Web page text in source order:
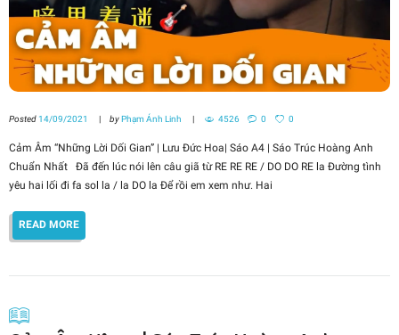
Posted 14/09/2021 byPhạm Ánh Linh 4526 0 0
Cảm Âm “Những Lời Dối Gian” | Lưu Đức Hoa| Sáo A4 | Sáo Trúc Hoàng Anh
Chuẩn Nhất Đã đến lúc nói lên câu giã từ RE RE RE / DO DO RE la Đường tình
yêu hai lối đi fa sol la / la DO la Để rồi em xem như. Hai
READ MORE